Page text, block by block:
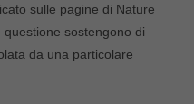
sulle pagine di Nature
sostengono di
da una particolare